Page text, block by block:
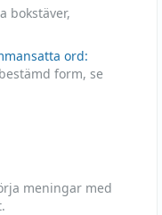
bokstäver,
ord:
form, se
meningar med